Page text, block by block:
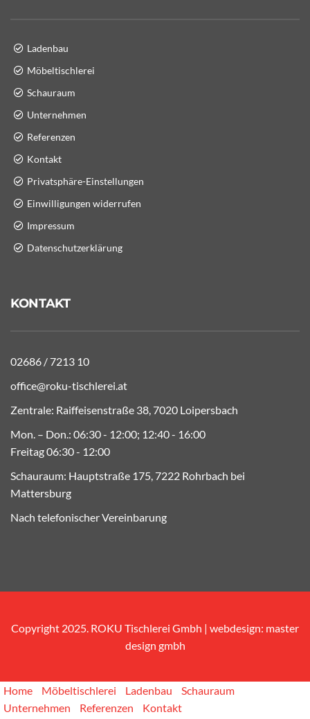
Ladenbau
Möbeltischlerei
Schauraum
Unternehmen
Referenzen
Kontakt
Privatsphäre-Einstellungen
Einwilligungen widerrufen
Impressum
Datenschutzerklärung
KONTAKT
02686 / 7213 10
office@roku-tischlerei.at
Zentrale: Raiffeisenstraße 38, 7020 Loipersbach
Mon. – Don.: 06:30 - 12:00; 12:40 - 16:00
Freitag 06:30 - 12:00
Schauraum: Hauptstraße 175, 7222 Rohrbach bei
Mattersburg
Nach telefonischer Vereinbarung
Copyright 2025. ROKU Tischlerei Gmbh | webdesign: master
design gmbh
Home Möbeltischlerei Ladenbau
Schauraum
Unternehmen
Referenzen
Kontakt